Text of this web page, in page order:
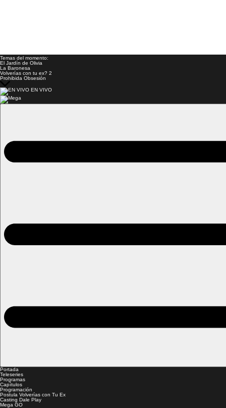
Temas del momento:
El Jardín de Olivia
La Baronesa
Volverías con tu ex? 2
Prohibida Obsesión
EN VIVO
Portada
Teleseries
Programas
Capítulos
Programación
Postula Volverías con Tu Ex
Casting Dale Play
Mega GO